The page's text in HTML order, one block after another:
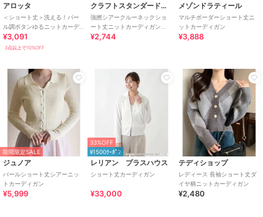
アロッタ
＜ショート丈＞洗える！パー
ル調ボタンゆるニットカーデ
ィガン
¥3,091
3点以上で10%OFF
クラフトスタンダードブティック
強撚シアークルーネックショ
ート丈ニットカーディガン
【洗濯機OK】
¥2,744
メゾンドラティール
マルチボーダーショート丈ニ
ットカーディガン
¥3,888
期間限定SALE
ジュノア
パールショート丈シアーニッ
トカーディガン
¥5,999
33%OFF
¥1500ｸｰﾎﾟﾝ
レリアン プラスハウス
ショート丈カーディガン
¥33,000
テディショップ
レディース 長袖ショート丈ダ
イヤ柄ニットカーディガン
¥2,480